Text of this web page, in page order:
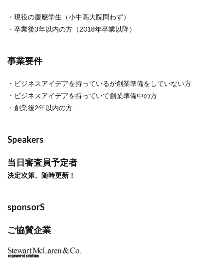
・現役の慶應学生（小中高大院問わず）
・卒業後3年以内の方（2018年卒業以降）
事業要件
・ビジネスアイデアを持っているが創業準備をしていない方
・ビジネスアイデアを持っていて創業準備中の方
・創業後2年以内の方
Speakers
当日審査員予定者
決定次第、随時更新！
sponsorS
ご協賛企業